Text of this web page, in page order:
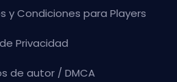
y Condiciones para Players
Privacidad
de autor / DMCA